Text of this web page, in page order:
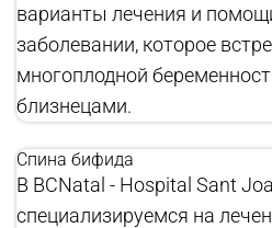
варианты лечения и
заболевании, которое
многоплодной
близнецами.
Спина бифида
В BCNatal - Hospital Sant
специализируемся на